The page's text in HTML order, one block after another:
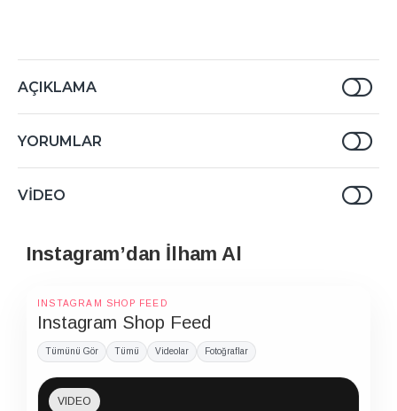
AÇIKLAMA
YORUMLAR
VIDEO
Instagram’dan İlham Al
INSTAGRAM SHOP FEED
Instagram Shop Feed
Tümünü Gör Tümü Videolar Fotoğraflar
VIDEO